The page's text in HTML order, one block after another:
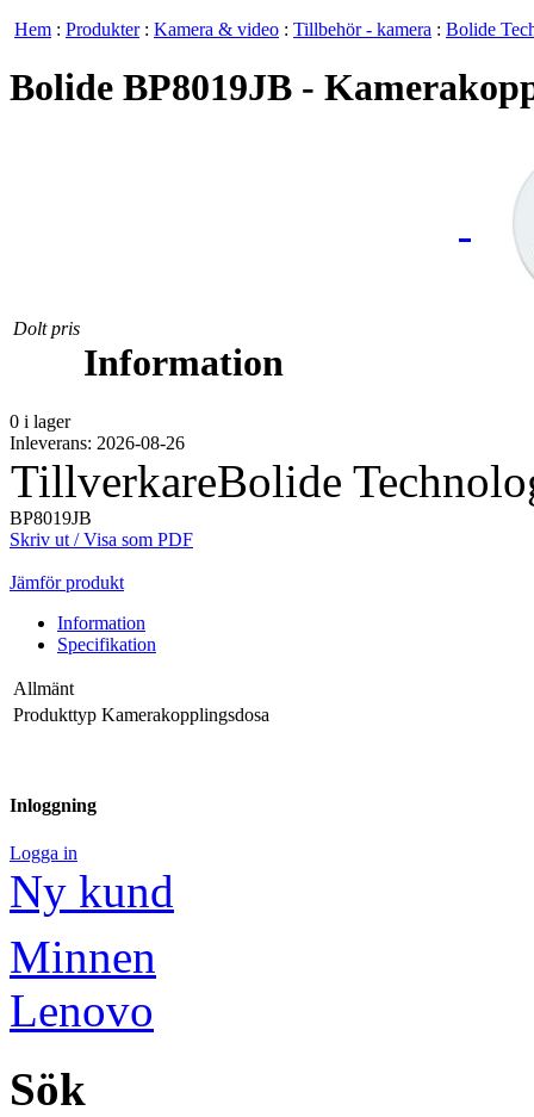
Hem : Produkter: Kamera & video : Tillbehör - kamera : Bolide
Bolide BP8019JB -
Dolt pris
Information
0 i lager
Inleverans: 2026-08-26
TillverkareBolide
BP8019JB
Skriv ut / Visa som PDF
Jämför produkt
Information
Specifikation
Allmänt
Produkttyp Kamerakopplingsdosa
Inloggning
Logga in
Ny kund
Minnen
Lenovo
Sök